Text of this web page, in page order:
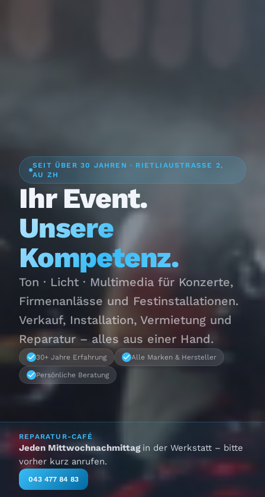
SEIT ÜBER 30 JAHREN · RIETLIAUSTRASSE 2,
AU ZH
Ihr Event.
Unsere
Kompetenz.
Ton · Licht · Multimedia für Konzerte,
Firmenanlässe und Festinstallationen.
Verkauf, Installation, Vermietung und
Reparatur – alles aus einer Hand.
30+ Jahre Erfahrung Alle Marken & Hersteller
Persönliche Beratung
REPARATUR-CAFÉ
Jeden Mittwochnachmittag in der Werkstatt – bitte
vorher kurz anrufen.
043 477 84 83